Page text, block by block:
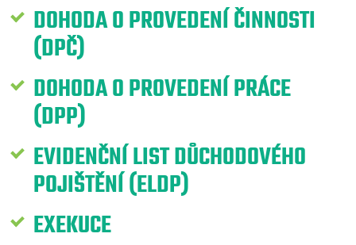
DOHODA O PROVEDENÍ ČINNOSTI
(DPČ)
DOHODA O PROVEDENÍ PRÁCE
(DPP)
EVIDENČNÍ LIST DŮCHODOVÉHO
POJIŠTĚNÍ (ELDP)
EXEKUCE